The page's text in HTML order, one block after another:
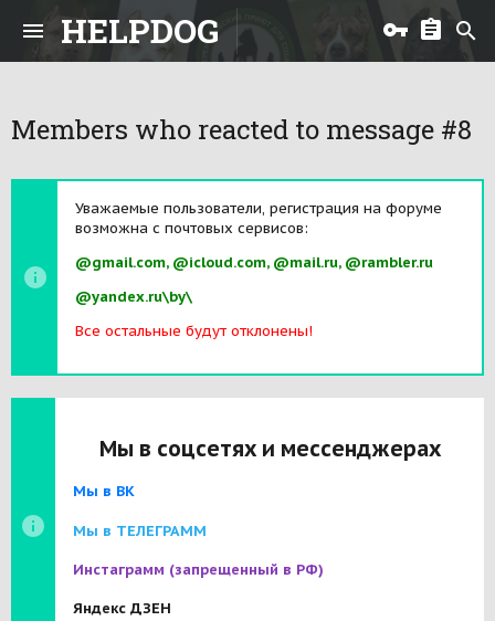
HELPDOG
Members who reacted to message #8
Уважаемые пользователи, регистрация на форуме
возможна с почтовых сервисов:
@gmail.com, @icloud.com, @mail.ru, @rambler.ru
@yandex.ru\by\
Все остальные будут отклонены!
Мы в соцсетях и мессенджерах
Мы в ВК
Мы в ТЕЛЕГРАММ
Инстаграмм (запрещенный в РФ)
Яндекс ДЗЕН